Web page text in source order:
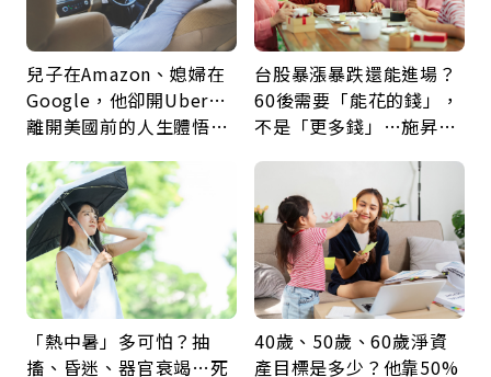
兒子在Amazon、媳婦在
Google，他卻開Uber…
離開美國前的人生體悟：
台股暴漲暴跌還能進場？
60後需要「能花的錢」，
不是「更多錢」…施昇
「熱中暑」多可怕？抽
搐、昏迷、器官衰竭…死
40歲、50歲、60歲淨資
產目標是多少？他靠50%